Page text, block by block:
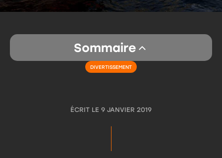
Sommaire
DIVERTISSEMENT
ÉCRIT LE 9 JANVIER 2019